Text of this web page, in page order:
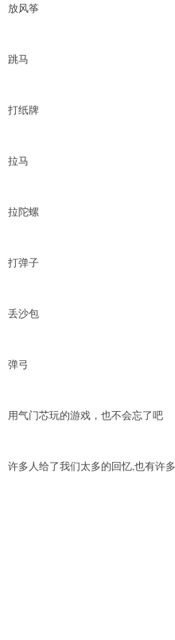
放风筝
跳马
打纸牌
拉马
拉陀螺
打弹子
丢沙包
弹弓
用气门芯玩的游戏，也不会忘了吧
许多人给了我们太多的回忆,也有许